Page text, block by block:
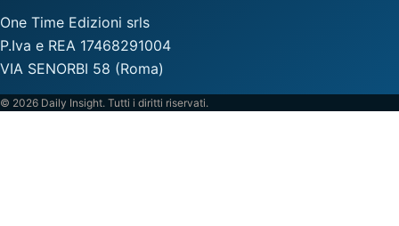
One Time Edizioni srls
P.Iva e REA 17468291004
VIA SENORBI 58 (Roma)
© 2026 Daily Insight. Tutti i diritti riservati.